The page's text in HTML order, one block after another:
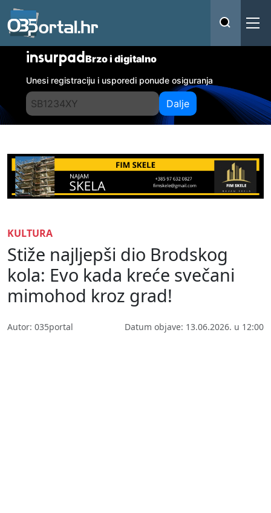
insurpadBrzo i digitalno
Unesi registraciju i usporedi ponude osiguranja
Dalje
KULTURA
Stiže najljepši dio Brodskog
kola: Evo kada kreće svečani
mimohod kroz grad!
Autor: 035portal Datum objave: 13.06.2026. u 12:00